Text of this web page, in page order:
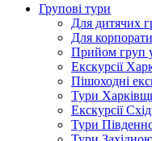
Групові тури
Для дитячих
Для
Прийом груп
Екскурсії
Пішоходні
Тури
Екскурсії
Тури